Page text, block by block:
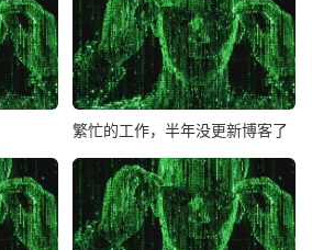
繁忙的工作，半年没更新博客了